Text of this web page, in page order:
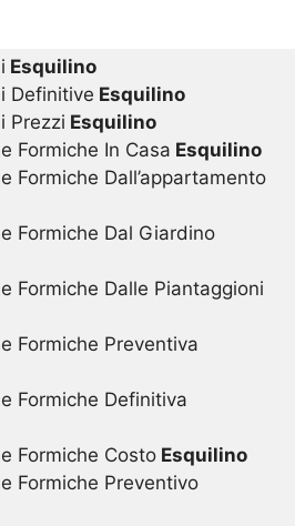
Esquilino
Definitive Esquilino
Prezzi Esquilino
Formiche In Casa Esquilino
Formiche Dall’appartamento
Formiche Dal Giardino
Formiche Dalle Piantaggioni
Formiche Preventiva
Formiche Definitiva
Formiche Costo Esquilino
Formiche Preventivo